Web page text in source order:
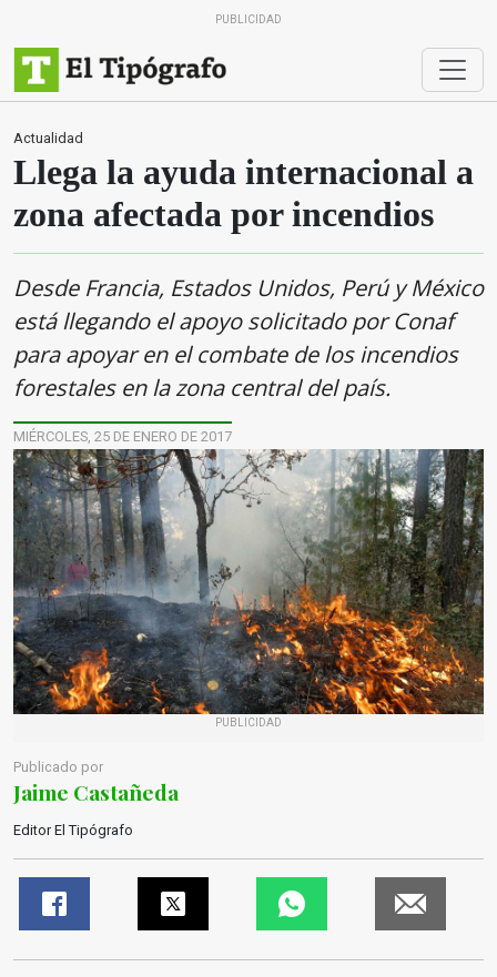
PUBLICIDAD
Actualidad
Llega la ayuda internacional a
zona afectada por incendios
Desde Francia, Estados Unidos, Perú y México
está llegando el apoyo solicitado por Conaf
para apoyar en el combate de los incendios
forestales en la zona central del país.
MIÉRCOLES, 25 DE ENERO DE 2017
PUBLICIDAD
Publicado por
Jaime Castañeda
Editor El Tipógrafo